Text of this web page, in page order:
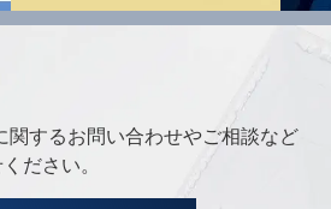
関するお問い合わせやご相談など
ださい。